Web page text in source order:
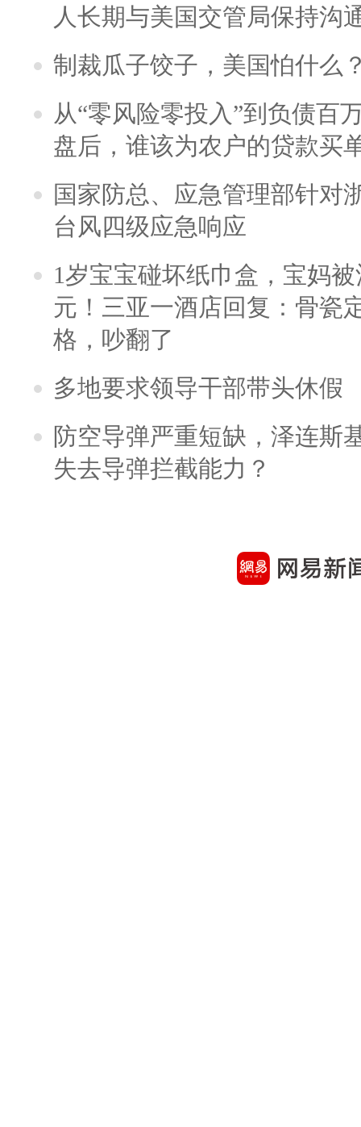
人长期与美国交管局保持沟
制裁瓜子饺子，美国怕什么
从“零风险零投入”到负债百
盘后，谁该为农户的贷款买
国家防总、应急管理部针对
台风四级应急响应
1岁宝宝碰坏纸巾盒，宝妈
元！三亚一酒店回复：骨瓷
格，吵翻了
多地要求领导干部带头休假
防空导弹严重短缺，泽连斯
失去导弹拦截能力？